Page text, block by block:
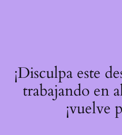
¡Disculpa este
trabajando en
¡vuelve